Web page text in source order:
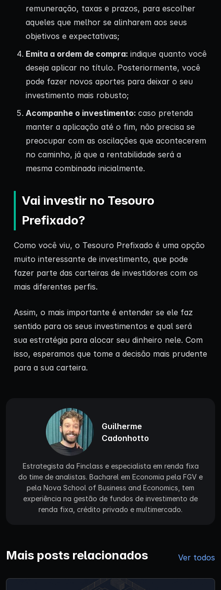
remuneração, taxas e prazos, para escolher
aqueles que melhor se alinharem aos seus
objetivos e expectativas;
Emita a ordem de compra: indique quanto você
deseja aplicar no título. Posteriormente, você
pode fazer novos aportes para deixar o seu
investimento mais robusto;
Acompanhe o investimento: caso pretenda
manter a aplicação até o fim, não precisa se
preocupar com as oscilações que acontecerem
no caminho, já que a rentabilidade será a
mesma combinada inicialmente.
Vai investir no Tesouro
Prefixado?
Como você viu, o Tesouro Prefixado é uma opção
muito interessante de investimento, que pode
fazer parte das carteiras de investidores com os
mais diferentes perfis.
Assim, o mais importante é entender se ele faz
sentido para os seus investimentos e qual será
sua estratégia para alocar seu dinheiro nele. Com
isso, esperamos que tome a decisão mais prudente
para a sua carteira.
Guilherme
Cadonhotto
Estrategista da Finclass e especialista em renda fixa
do time de analistas. Bacharel em Economia pela FGV e
pela Nova School of Business and Economics, tem
experiência na gestão de fundos de investimento de
renda fixa, crédito privado e multimercado.
Mais posts relacionados Ver todos